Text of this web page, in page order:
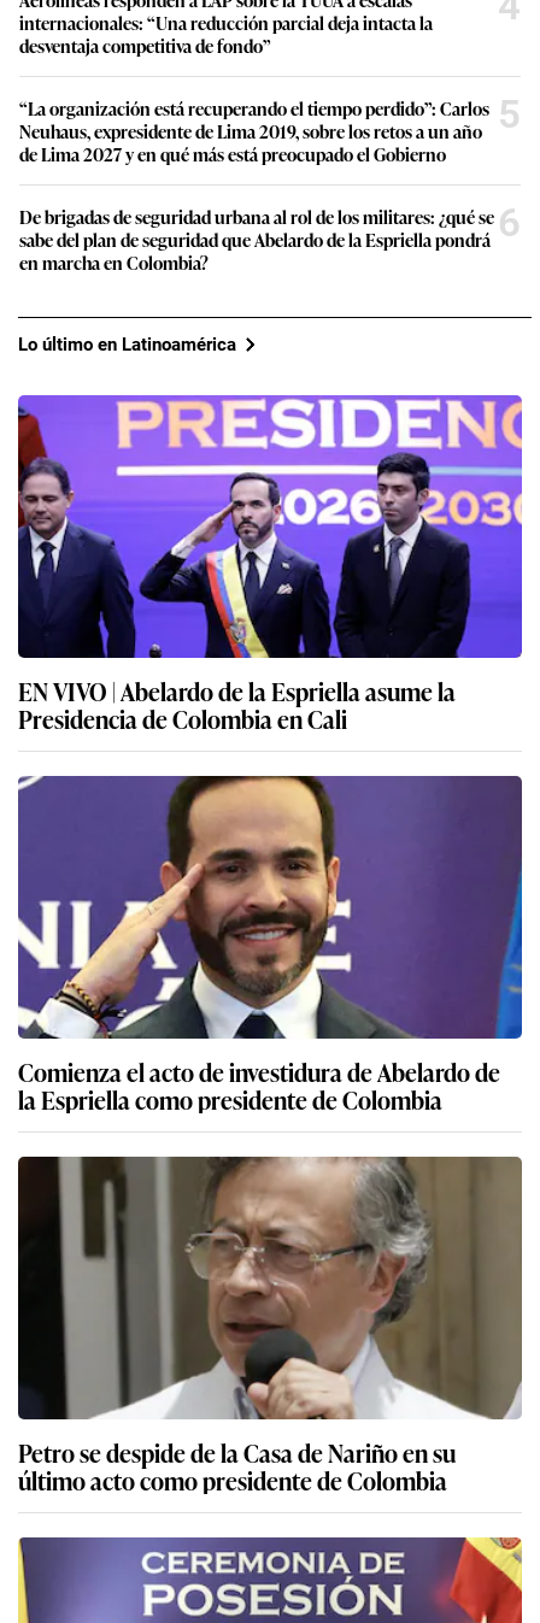
internacionales: “Una reducción parcial deja intacta la
desventaja competitiva de fondo”
“La organización está recuperando el tiempo perdido”: Carlos
Neuhaus, expresidente de Lima 2019, sobre los retos a un año
de Lima 2027 y en qué más está preocupado el Gobierno
5
De brigadas de seguridad urbana al rol de los militares: ¿qué se
sabe del plan de seguridad que Abelardo de la Espriella pondrá
en marcha en Colombia?
6
Lo último en Latinoamérica
EN VIVO | Abelardo de la Espriella asume la
Presidencia de Colombia en Cali
Comienza el acto de investidura de Abelardo de
la Espriella como presidente de Colombia
Petro se despide de la Casa de Nariño en su
último acto como presidente de Colombia